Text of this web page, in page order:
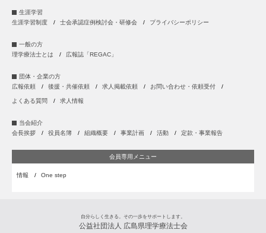
生涯学習
生涯学習制度
士会承認症例検討会・研修会 プライバシーポリシー
一般の方
理学療法士とは
広報誌「REGAC」
団体・企業の方
広報依頼
後援・共催依頼 求人掲載依頼 お問い合わせ・依頼受付
よくある質問 求人情報
当会紹介
会長挨拶
役員名簿 組織概要 事業計画 活動 定款・事業報告
会員専用メニュー
情報 One step
自分らしく生きる。その一歩をサポートします。
公益社団法人 広島県理学療法士会